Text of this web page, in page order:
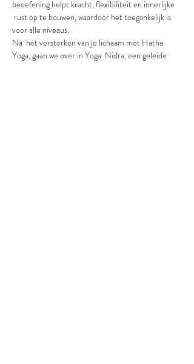
beoefening helpt kracht, flexibiliteit en innerlijke
rust op te bouwen, waardoor het toegankelijk is
voor alle niveaus.
Na  het versterken van je lichaam met Hatha
Yoga, gaan we over in Yoga  Nidra, een geleide